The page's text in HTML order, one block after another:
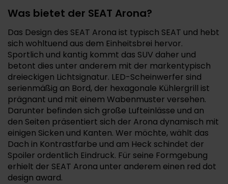
Was bietet der SEAT Arona?
Das Design des SEAT Arona ist typisch SEAT und hebt
sich wohltuend aus dem Einheitsbrei hervor.
Sportlich und kantig kommt das SUV daher und
betont dies unter anderem mit der markentypisch
dreieckigen Lichtsignatur. LED-Scheinwerfer sind
serienmäßig an Bord, der hexagonale Kühlergrill ist
prägnant und mit einem Wabenmuster versehen.
Darunter befinden sich große Lufteinlässe und an
den Seiten präsentiert sich der Arona dynamisch mit
einigen Sicken und Kanten. Wer möchte, wählt das
Dach in Kontrastfarbe und am Heck schindet der
Spoiler ordentlich Eindruck. Für seine Formgebung
erhielt der SEAT Arona unter anderem einen red dot
design award.